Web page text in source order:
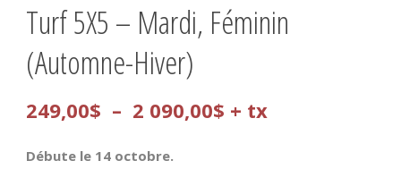
Turf 5X5 – Mardi, Féminin
(Automne-Hiver)
249,00$ – 2 090,00$ Plage
+ tx
Débute le 14 octobre.